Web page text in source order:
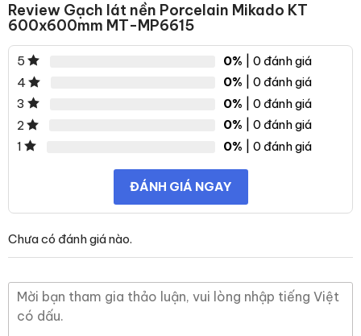
Review Gạch lát nền Porcelain Mikado KT
600x600mm MT-MP6615
5 0% | 0 đánh giá
4
0% | 0 đánh giá
3
0% | 0 đánh giá
2
0% | 0 đánh giá
1
0% | 0 đánh giá
ĐÁNH GIÁ NGAY
Chưa có đánh giá nào.